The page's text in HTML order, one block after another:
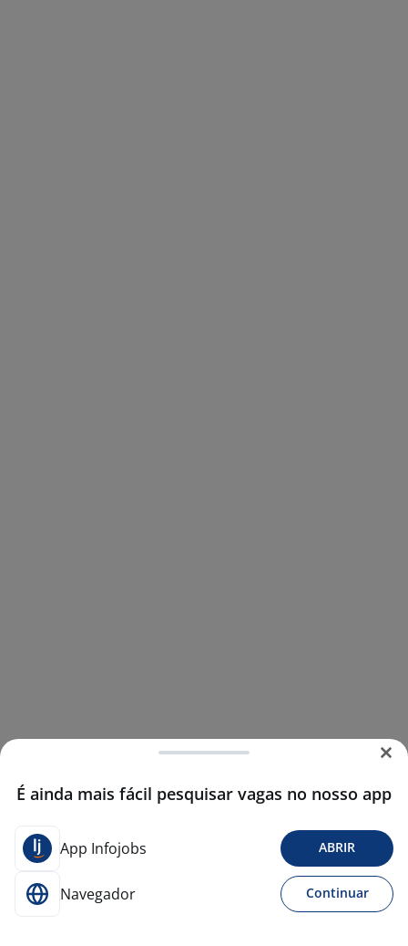
É ainda mais fácil pesquisar vagas no nosso app
App Infojobs ABRIR
Navegador Continuar